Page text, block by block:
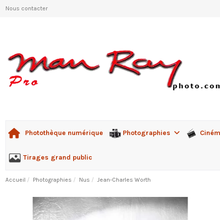
Nous contacter
Photothèque numérique Photographies
Tirages grand public
Accueil Photographies Nus Jean-Charles Worth